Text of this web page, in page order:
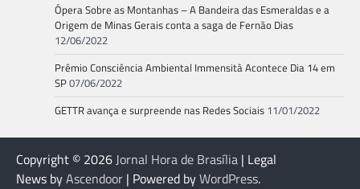
Ópera Sobre as Montanhas – A Bandeira das Esmeraldas e a
Origem de Minas Gerais conta a saga de Fernão Dias
12/06/2022
Prêmio Consciência Ambiental Immensità Acontece Dia 14 em
SP07/06/2022
GETTR avança e surpreende nas Redes Sociais 11/01/2022
Copyright © 2026 Jornal Hora de Brasília | Legal
News byAscendoor | Powered byWordPress.